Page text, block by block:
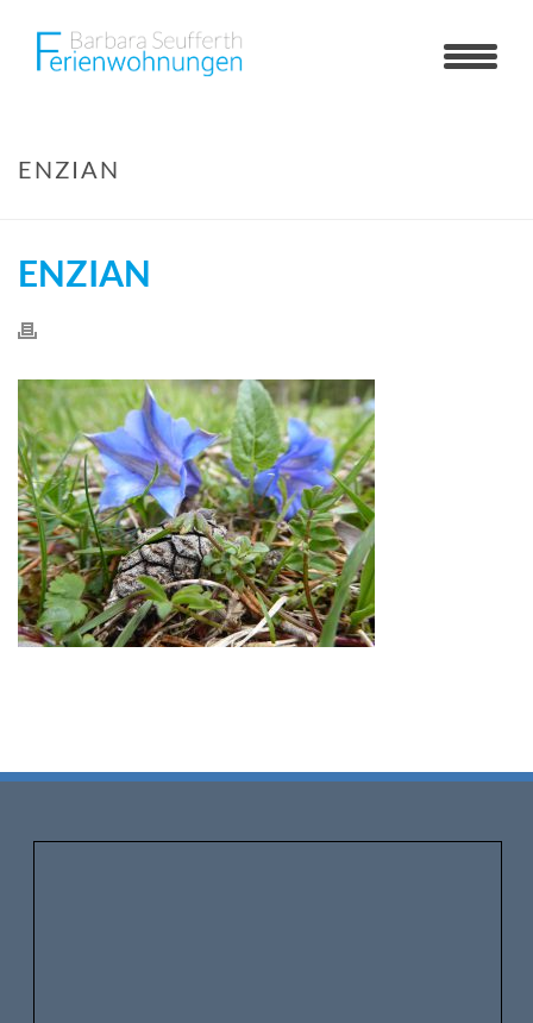
ENZIAN
ENZIAN